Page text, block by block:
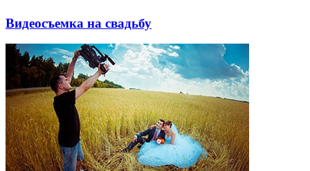
Видеосъемка на свадьбу